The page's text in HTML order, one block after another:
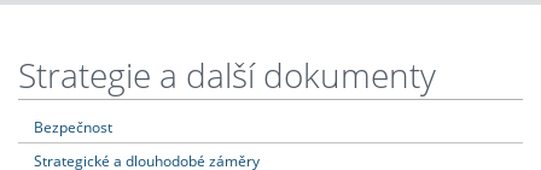
Strategie a další dokumenty
Bezpečnost
Strategické a dlouhodobé záměry